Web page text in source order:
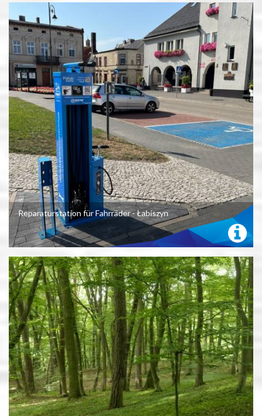
Reparaturstation für Fahrräder - Łabiszyn